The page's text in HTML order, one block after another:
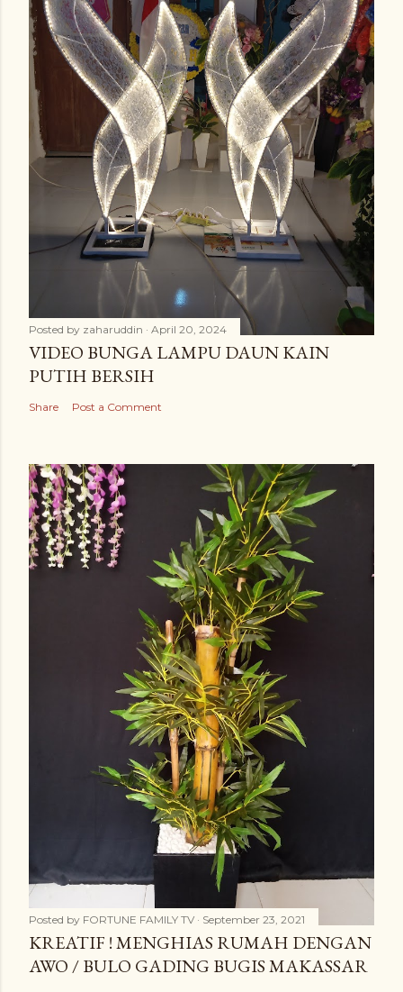
Posted by zaharuddin April 20, 2024
VIDEO BUNGA LAMPU DAUN KAIN
PUTIH BERSIH
Share Post a Comment
Posted by FORTUNE FAMILY TV September 23, 2021
KREATIF ! MENGHIAS RUMAH DENGAN
AWO / BULO GADING BUGIS MAKASSAR